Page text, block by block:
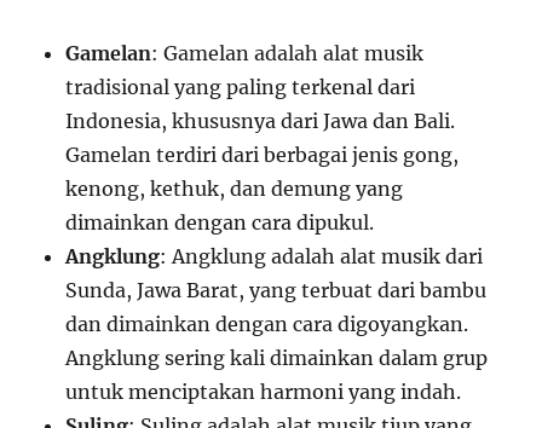
Gamelan: Gamelan adalah alat musik
tradisional yang paling terkenal dari
Indonesia, khususnya dari Jawa dan Bali.
Gamelan terdiri dari berbagai jenis gong,
kenong, kethuk, dan demung yang
dimainkan dengan cara dipukul.
Angklung: Angklung adalah alat musik dari
Sunda, Jawa Barat, yang terbuat dari bambu
dan dimainkan dengan cara digoyangkan.
Angklung sering kali dimainkan dalam grup
untuk menciptakan harmoni yang indah.